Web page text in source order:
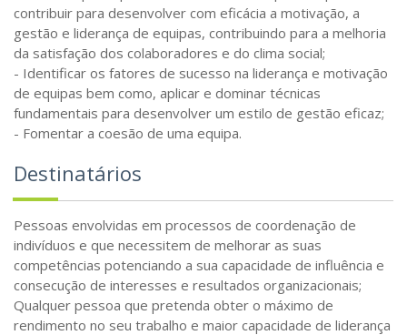
contribuir para desenvolver com eficácia a motivação, a
gestão e liderança de equipas, contribuindo para a melhoria
da satisfação dos colaboradores e do clima social;
- Identificar os fatores de sucesso na liderança e motivação
de equipas bem como, aplicar e dominar técnicas
fundamentais para desenvolver um estilo de gestão eficaz;
- Fomentar a coesão de uma equipa.
Destinatários
Pessoas envolvidas em processos de coordenação de
indivíduos e que necessitem de melhorar as suas
competências potenciando a sua capacidade de influência e
consecução de interesses e resultados organizacionais;
Qualquer pessoa que pretenda obter o máximo de
rendimento no seu trabalho e maior capacidade de liderança